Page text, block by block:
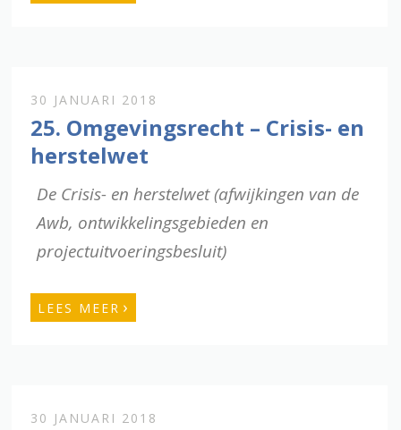
30 JANUARI 2018
25. Omgevingsrecht – Crisis- en
herstelwet
De Crisis- en herstelwet (afwijkingen van de
Awb, ontwikkelingsgebieden en
projectuitvoeringsbesluit)
LEES MEER ›
30 JANUARI 2018